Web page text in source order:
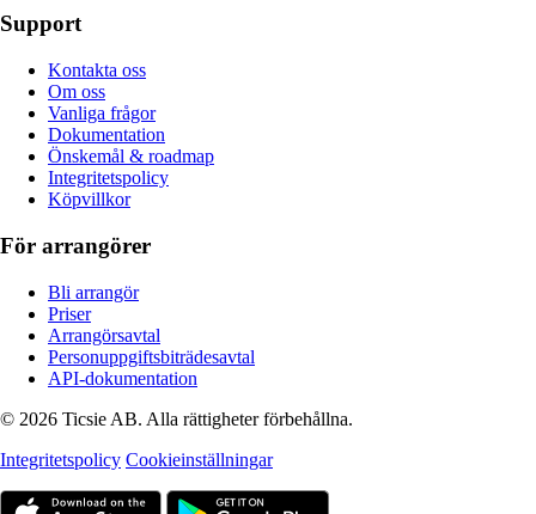
Support
Kontakta oss
Om oss
Vanliga frågor
Dokumentation
Önskemål & roadmap
Integritetspolicy
Köpvillkor
För arrangörer
Bli arrangör
Priser
Arrangörsavtal
Personuppgiftsbiträdesavtal
API-dokumentation
© 2026 Ticsie AB. Alla rättigheter förbehållna.
Integritetspolicy Cookieinställningar